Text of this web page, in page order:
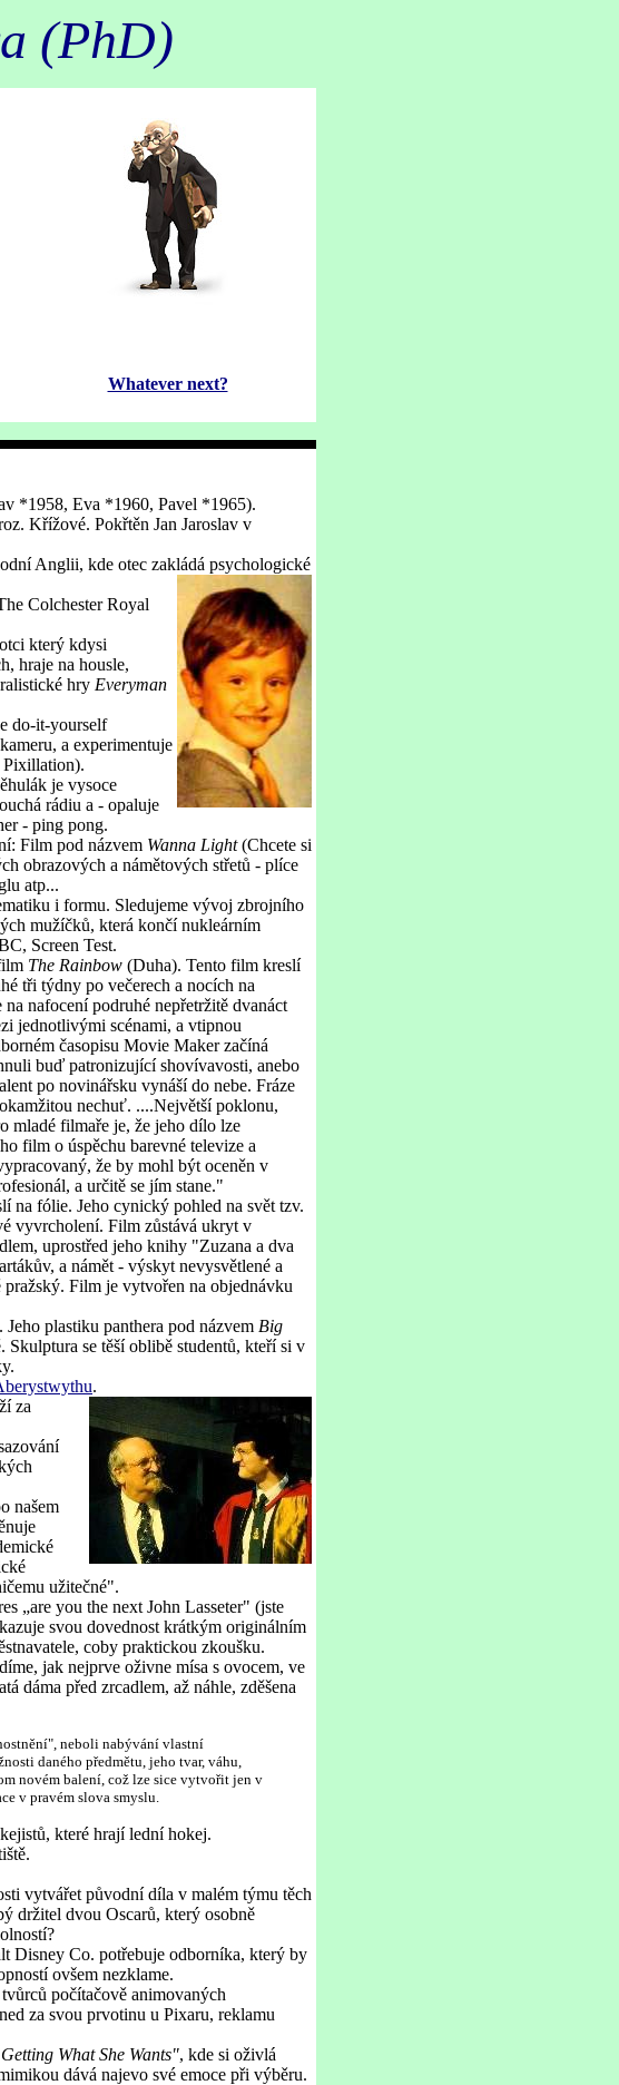
(PhD)
Whatever next?
*1958, Eva *1960, Pavel *1965).
Křížové. Pokřtěn Jan Jaroslav v
Anglii, kde otec zakládá psychologické
Colchester Royal
který kdysi
hraje na housle,
hry Everyman
do-it-yourself
a experimentuje
Pixillation).
je vysoce
rádiu a - opaluje
- ping pong.
Film pod názvem Wanna Light(Chcete si
obrazových a námětových střetů - plíce
atp...
i formu. Sledujeme vývoj zbrojního
mužíčků, která končí nukleárním
Screen Test.
The Rainbow (Duha). Tento film kreslí
tři týdny po večerech a nocích na
nafocení podruhé nepřetržitě dvanáct
jednotlivými scénami, a vtipnou
časopisu Movie Maker začíná
buď patronizující shovívavosti, anebo
po novinářsku vynáší do nebe. Fráze
nechuť. ....Největší poklonu,
mladé filmaře je, že jeho dílo lze
film o úspěchu barevné televize a
že by mohl být oceněn v
a určitě se jím stane."
na fólie. Jeho cynický pohled na svět tzv.
vyvrcholení. Film zůstává ukryt v
uprostřed jeho knihy "Zuzana a dva
a námět - výskyt nevysvětlené a
Film je vytvořen na objednávku
plastiku panthera pod názvem Big
se těší oblibě studentů, kteří si v
.
za
našem
užitečné".
„are you the next John Lasseter" (jste
svou dovednost krátkým originálním
coby praktickou zkoušku.
jak nejprve oživne mísa s ovocem, ve
dáma před zrcadlem, až náhle, zděšena
neboli nabývání vlastní
daného předmětu, jeho tvar, váhu,
novém balení, což lze sice vytvořit jen v
v pravém slova smyslu.
které hrají lední hokej.
vytvářet původní díla v malém týmu těch
držitel dvou Oscarů, který osobně
Disney Co. potřebuje odborníka, který by
ovšem nezklame.
počítačově animovaných
za svou prvotinu u Pixaru, reklamu
What She Wants", kde si oživlá
dává najevo své emoce při výběru.